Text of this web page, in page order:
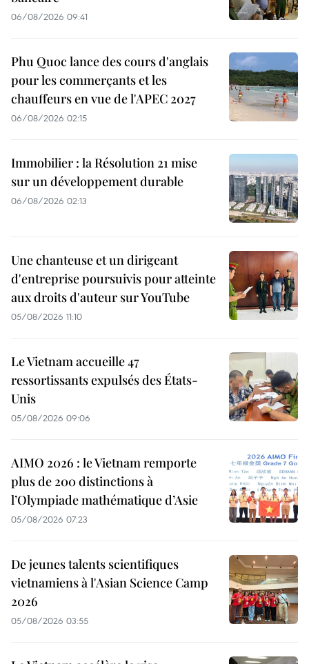
06/08/2026 09:41
Phu Quoc lance des cours d'anglais
pour les commerçants et les
chauffeurs en vue de l'APEC 2027
06/08/2026 02:15
Immobilier : la Résolution 21 mise
sur un développement durable
06/08/2026 02:13
Une chanteuse et un dirigeant
d'entreprise poursuivis pour atteinte
aux droits d'auteur sur YouTube
05/08/2026 11:10
Le Vietnam accueille 47
ressortissants expulsés des États-
Unis
05/08/2026 09:06
AIMO 2026 : le Vietnam remporte
plus de 200 distinctions à
l’Olympiade mathématique d’Asie
05/08/2026 07:23
De jeunes talents scientifiques
vietnamiens à l'Asian Science Camp
2026
05/08/2026 03:55